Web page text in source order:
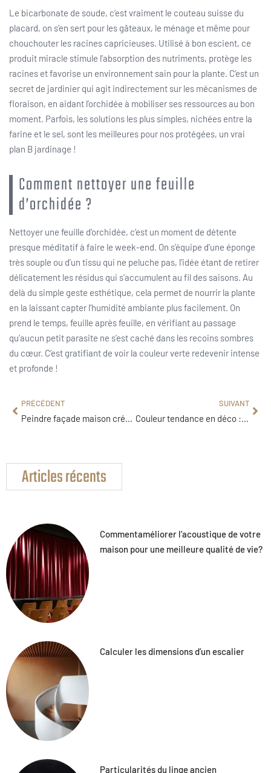
Le bicarbonate de soude, c’est vraiment le couteau suisse du
placard, on s’en sert pour les gâteaux, le ménage et même pour
chouchouter les racines capricieuses. Utilisé à bon escient, ce
produit miracle stimule l’absorption des nutriments, protège les
racines et favorise un environnement sain pour la plante. C’est un
secret de jardinier qui agit indirectement sur les mécanismes de
floraison, en aidant l’orchidée à mobiliser ses ressources au bon
moment. Parfois, les solutions les plus simples, nichées entre la
farine et le sel, sont les meilleures pour nos protégées, un vrai
plan B jardinage !
Comment nettoyer une feuille
d’orchidée ?
Nettoyer une feuille d’orchidée, c’est un moment de détente
presque méditatif à faire le week-end. On s’équipe d’une éponge
très souple ou d’un tissu qui ne peluche pas, l’idée étant de retirer
délicatement les résidus qui s’accumulent au fil des saisons. Au
delà du simple geste esthétique, cela permet de nourrir la plante
en la laissant capter l’humidité ambiante plus facilement. On
prend le temps, feuille après feuille, en vérifiant au passage
qu’aucun petit parasite ne s’est caché dans les recoins sombres
du cœur. C’est gratifiant de voir la couleur verte redevenir intense
et profonde !
PRÉCÉDENT
Peindre façade maison crépi : les étapes pour une rénovation réussie
SUIVANT
Couleur tendance en déco : les nuances incontournables pour l’année 2025
Articles récents
Commentaméliorer l’acoustique de votre
maison pour une meilleure qualité de vie?
Calculer les dimensions d’un escalier
Particularités du linge ancien